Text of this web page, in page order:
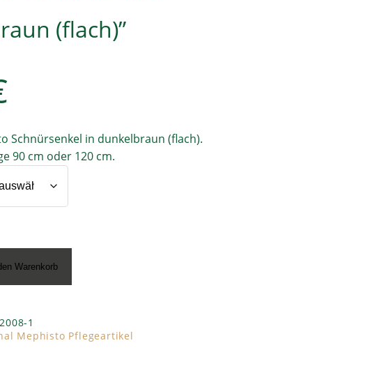
(flach)”
Schnürsenkel in dunkelbraun (flach).
90 cm oder 120 cm.
Warenkorb
2008-1
Mephisto Pflegeartikel